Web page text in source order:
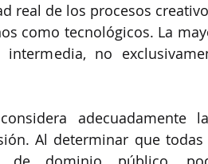
real de los procesos
como tecnológicos. La
no
adecuadamente
Al determinar que